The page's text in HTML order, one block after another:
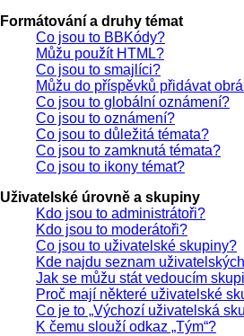
Formátování a druhy témat
Co jsou to BBKódy?
Můžu použít HTML?
Co jsou to smajlíci?
Můžu do příspěvků přidávat
Co jsou to globální oznámení?
Co jsou to oznámení?
Co jsou to důležitá témata?
Co jsou to zamknutá témata?
Co jsou to ikony témat?
Uživatelské úrovně a skupiny
Kdo jsou to administrátoři?
Kdo jsou to moderátoři?
Co jsou to uživatelské skupiny?
Kde najdu seznam
Jak se můžu stát vedoucím
Proč mají některé uživatelské
Co je to „Výchozí uživatelská
K čemu slouží odkaz „Tým“?